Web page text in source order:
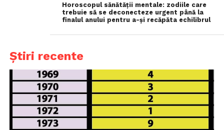
Horoscopul sănătății mentale: zodiile care
trebuie să se deconecteze urgent până la
finalul anului pentru a-și recăpăta echilibrul
Știri recente